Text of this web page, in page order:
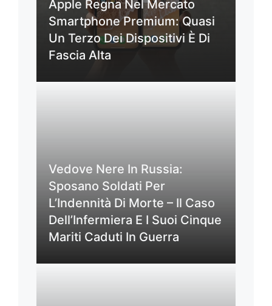
Apple Regna Nel Mercato
Smartphone Premium: Quasi
Un Terzo Dei Dispositivi È Di
Fascia Alta
Vedove Nere In Russia:
Sposano Soldati Per
L’Indennità Di Morte – Il Caso
Dell’Infermiera E I Suoi Cinque
Mariti Caduti In Guerra